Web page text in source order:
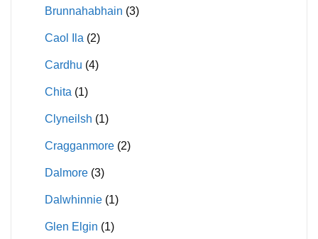
Brunnahabhain (3)
Caol Ila (2)
Cardhu (4)
Chita (1)
Clyneilsh (1)
Cragganmore (2)
Dalmore (3)
Dalwhinnie (1)
Glen Elgin (1)